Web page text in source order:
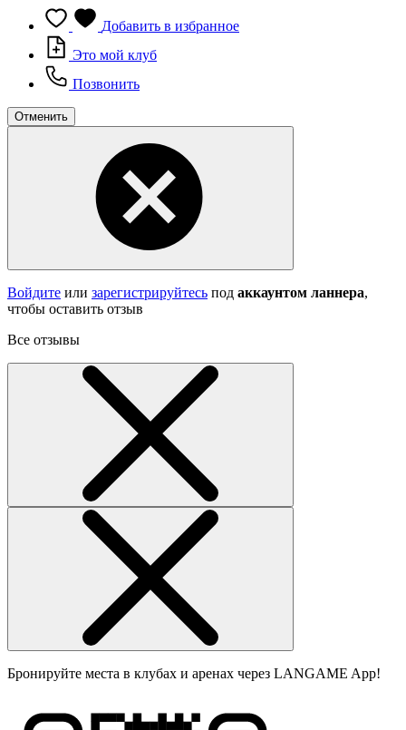
Добавить в избранное
Это мой клуб
Позвонить
Отменить
Войдите или зарегистрируйтесь под аккаунтом ланнера,
чтобы оставить отзыв
Все отзывы
Бронируйте места в клубах и аренах через LANGAME App!